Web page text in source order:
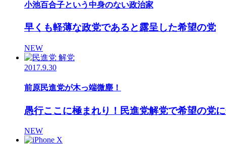
小池百合子という中身のない政治家
早くも軽薄な政党であると露呈した希望の党
NEW
2017.9.30
前原民進党が木っ端微塵！
愚行ここに極まれり！民進党解党で希望の党
NEW